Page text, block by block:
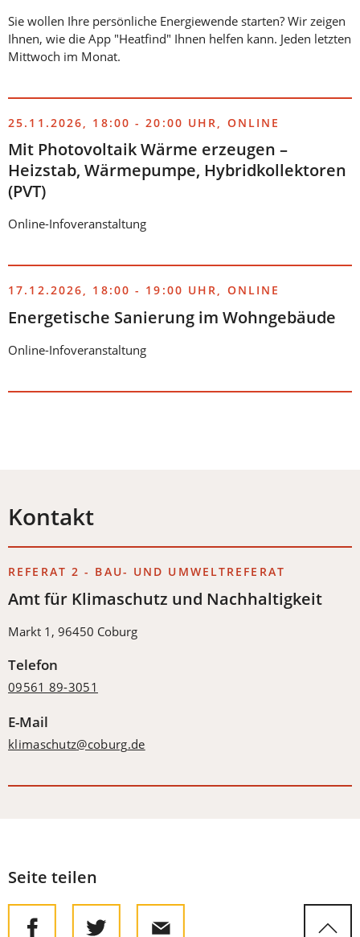
Sie wollen Ihre persönliche Energiewende starten? Wir zeigen
Ihnen, wie die App "Heatfind" Ihnen helfen kann. Jeden letzten
Mittwoch im Monat.
25.11.2026, 18:00 - 20:00 UHR, ONLINE
Mit Photovoltaik Wärme erzeugen –
Heizstab, Wärmepumpe, Hybridkollektoren
(PVT)
Online-Infoveranstaltung
17.12.2026, 18:00 - 19:00 UHR, ONLINE
Energetische Sanierung im Wohngebäude
Online-Infoveranstaltung
Kontakt
REFERAT 2 - BAU- UND UMWELTREFERAT
Amt für Klimaschutz und Nachhaltigkeit
Markt 1, 96450 Coburg
Telefon
09561 89-3051
E-Mail
klimaschutz coburg de
Seite teilen